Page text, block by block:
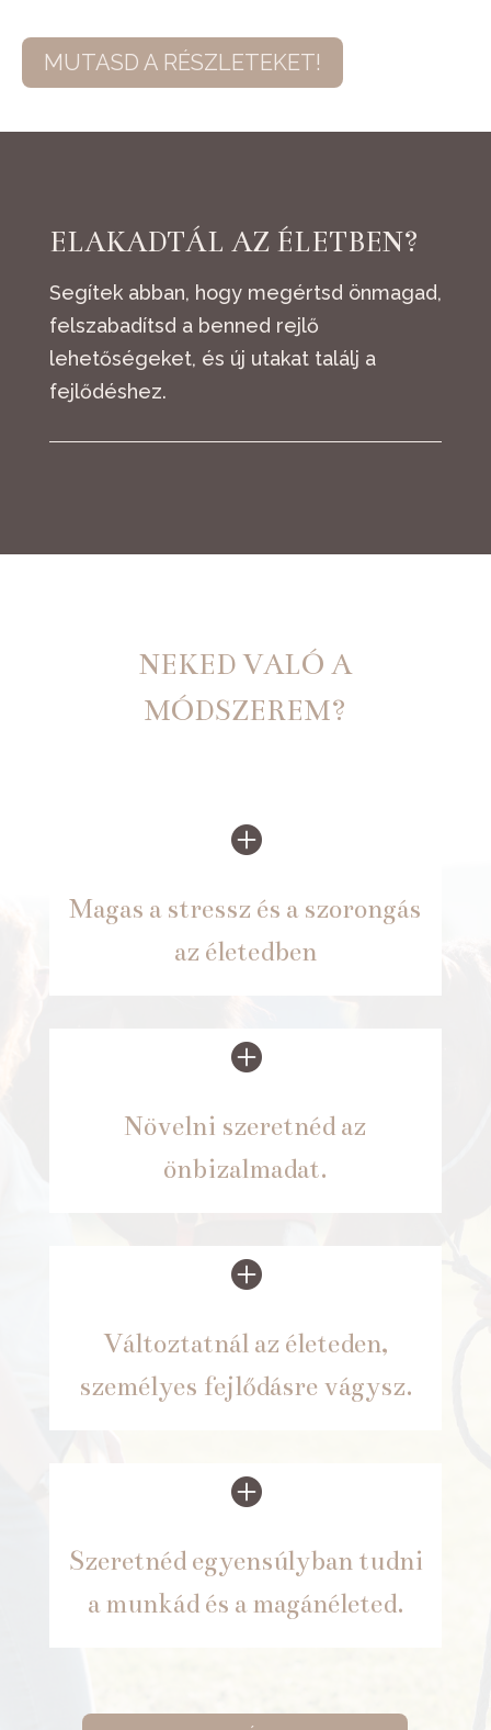
MUTASD A RÉSZLETEKET!
ELAKADTÁL AZ ÉLETBEN?
Segítek abban, hogy megértsd önmagad,
felszabadítsd a benned rejlő
lehetőségeket, és új utakat találj a
fejlődéshez.
NEKED VALÓ A
MÓDSZEREM?

Magas a stressz és a szorongás
az életedben

Növelni szeretnéd az
önbizalmadat.

Változtatnál az életeden,
személyes fejlődásre vágysz.

Szeretnéd egyensúlyban tudni
a munkád és a magánéleted.